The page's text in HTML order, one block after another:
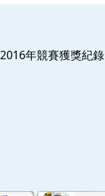
2016年競賽獲獎紀錄